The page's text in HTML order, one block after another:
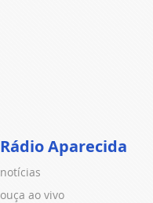
Rádio Aparecida
notícias
ouça ao vivo